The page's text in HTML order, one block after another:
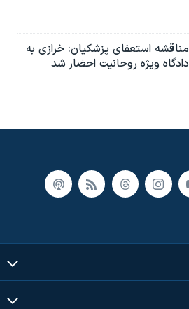
مناقشه استعفای پزشکیان: خرازی به
دادگاه ویژه روحانیت احضار شد